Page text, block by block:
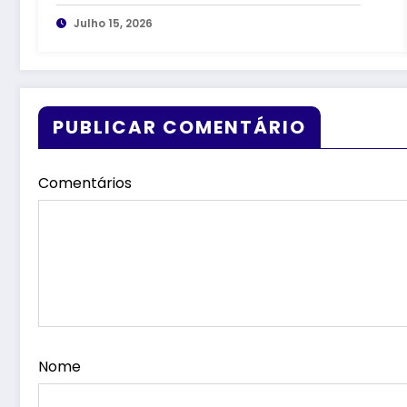
Julho 15, 2026
PUBLICAR COMENTÁRIO
Comentários
Nome